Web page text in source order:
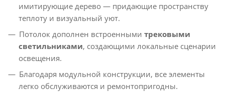
имитирующие дерево — придающие пространству
теплоту и визуальный уют.
Потолок дополнен встроенными трековыми
светильниками, создающими локальные сценарии
освещения.
Благодаря модульной конструкции, все элементы
легко обслуживаются и ремонтопригодны.